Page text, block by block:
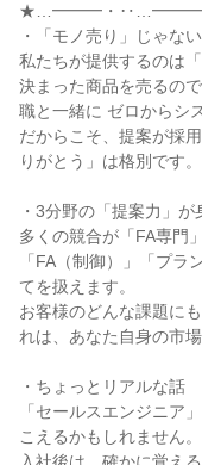
★…━━━・
・「モノ売り」じゃな
私たちが提供するのは
決まった商品を売るの
職と一緒に ゼロからシ
だからこそ、提案が採
りがとう」は格別です。
・3分野の「提案力」が
多くの競合が「FA専門
「FA（制御）」「プ
てを扱えます。
お客様のどんな課題に
れは、あなた自身の市
・ちょっとリアルな話
「セールスエンジニア
こえるかもしれません。